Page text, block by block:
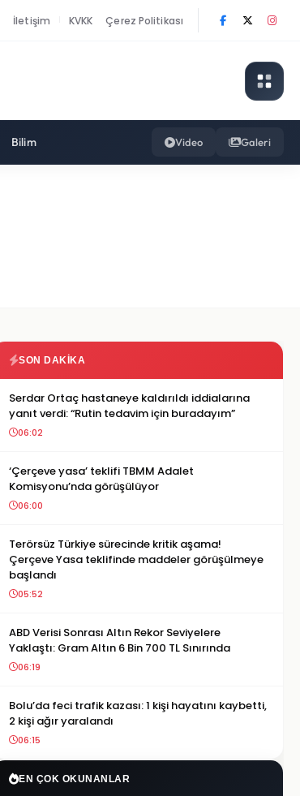
İletişim KVKK Çerez Politikası
Bilim Video Galeri
SON DAKIKA
Serdar Ortaç hastaneye kaldırıldı iddialarına
yanıt verdi: “Rutin tedavim için buradayım”
06:02
‘Çerçeve yasa’ teklifi TBMM Adalet
Komisyonu’nda görüşülüyor
06:00
Terörsüz Türkiye sürecinde kritik aşama!
Çerçeve Yasa teklifinde maddeler görüşülmeye
başlandı
05:52
ABD Verisi Sonrası Altın Rekor Seviyelere
Yaklaştı: Gram Altın 6 Bin 700 TL Sınırında
06:19
Bolu’da feci trafik kazası: 1 kişi hayatını kaybetti,
2 kişi ağır yaralandı
06:15
EN ÇOK OKUNANLAR